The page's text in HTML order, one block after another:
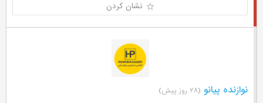
نشان کردن
نوازنده پیانو (۲۸ روز پیش)